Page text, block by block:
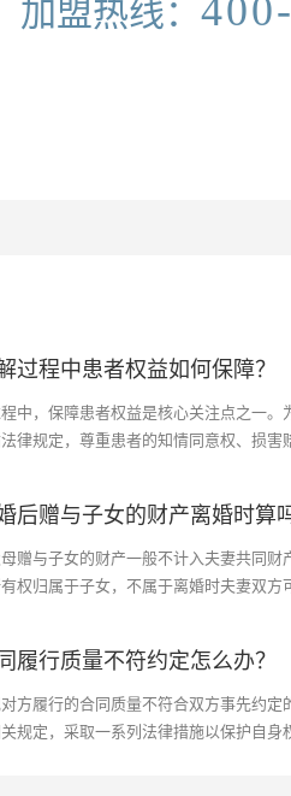
加盟热线：
过程中患者权益如何保障？
中，保障患者权益是核心关注点之一。
律规定，尊重患者的知情同意权、损害
后赠与子女的财产离婚时算
赠与子女的财产一般不计入夫妻共同财
权归属于子女，不属于离婚时夫妻双方
履行质量不符约定怎么办？
方履行的合同质量不符合双方事先约
规定，采取一系列法律措施以保护自身